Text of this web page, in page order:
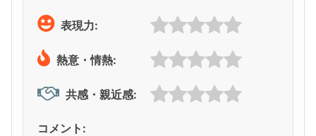
表現力:
熱意・情熱:
共感・親近感:
コメント: